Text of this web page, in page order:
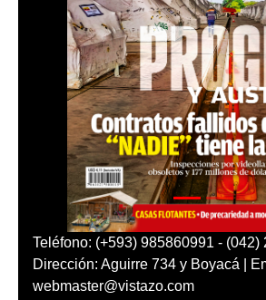
Teléfono: (+593) 985860991 - (042)
Dirección: Aguirre 734 y Boyacá |
webmaster@vistazo.com